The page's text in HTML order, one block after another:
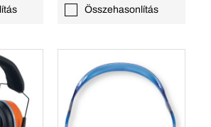
Összehasonlítás